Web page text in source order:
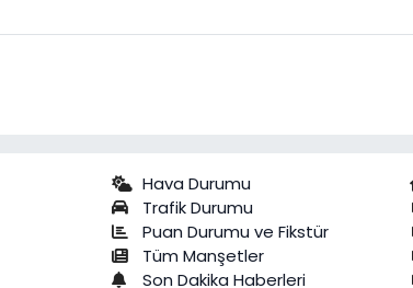
Hava Durumu
Trafik Durumu
Puan Durumu ve Fikstür
Tüm Manşetler
Son Dakika Haberleri